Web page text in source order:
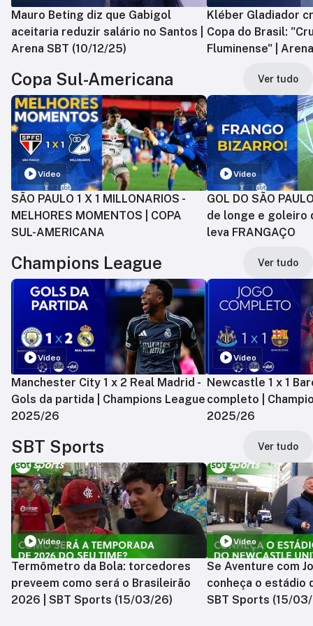
Mauro Beting diz que Gabigol
aceitaria reduzir salário no Santos |
Arena SBT (10/12/25)
Kléber Gladiador
Copa do Brasil:
Fluminense" |
Copa Sul-Americana Ver tudo
Vídeo
SÃO PAULO 1 X 1 MILLONARIOS -
MELHORES MOMENTOS | COPA
SUL-AMERICANA
Vídeo
GOL DO SÃO
de longe e goleiro
leva FRANGAÇO
Champions League Ver tudo
Vídeo
Manchester City 1 x 2 Real Madrid -
Gols da partida | Champions League
2025/26
Vídeo
Newcastle 1 x 1
completo |
2025/26
SBT Sports Ver tudo
Vídeo
Termômetro da Bola: torcedores
preveem como será o Brasileirão
2026 | SBT Sports (15/03/26)
Vídeo
Se Aventure com
conheça o estádio
SBT Sports (15/